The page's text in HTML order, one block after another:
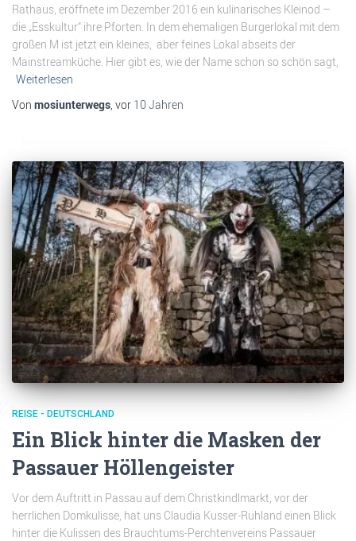
Rathaus, eröffnete im Dezember 2016 ein kulinarisches Kleinod –
die „Esskultur“ ihre Pforten. In dem ehemaligen Burgerlokal mit dem
großen M ist jetzt ein kleines, aber feines Lokal abseits der
Mainstreamküche. Hier gibt es, wie der Name schon so schön sagt,
Weiterlesen
Von mosiunterwegs , vor 10 Jahren
REISE - DEUTSCHLAND
Ein Blick hinter die Masken der
Passauer Höllengeister
Vor dem Auftritt in Passau auf dem Christkindlmarkt, vor der
herrlichen Domkulisse, hat uns Claudia Kusser-Ruhland einen Blick
hinter die Kulissen des Brauchtums-Perchtenvereins Passauer